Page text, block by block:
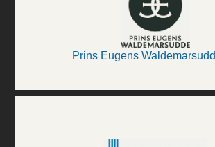
Prins Eugens